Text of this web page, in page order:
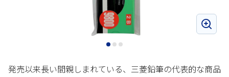
発売以来長い間親しまれている、三菱鉛筆の代表的な商品